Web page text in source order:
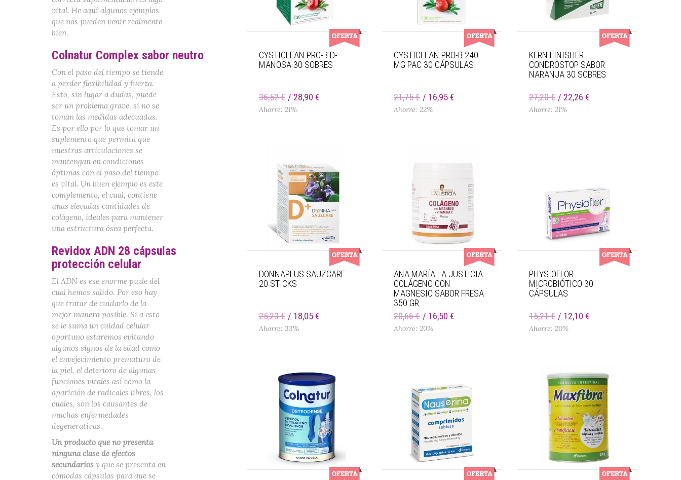
vital. He aquí algunos ejemplos
que nos pueden venir realmente
bien.
Colnatur Complex sabor neutro
Con el paso del tiempo se tiende
a perder flexibilidad y fuerza.
Esto, sin lugar a dudas, puede
ser un problema grave, si no se
toman las medidas adecuadas.
Es por ello por lo que tomar un
suplemento que permita que
nuestras articulaciones se
mantengan en condiciones
óptimas con el paso del tiempo
es vital. Un buen ejemplo es este
complemento, el cual, contiene
unas elevadas cantidades de
colágeno, ideales para mantener
una estructura ósea perfecta.
Revidox ADN 28 cápsulas
protección celular
El ADN es ese enorme puzle del
cual hemos salido. Por eso hay
que tratar de cuidarlo de la
mejor manera posible. Si a esto
se le suma un cuidad celular
oportuno estaremos evitando
algunos signos de la edad como
el envejecimiento prematuro de
la piel, el deterioro de algunas
funciones vitales así como la
aparición de radicales libres, los
cuales, son los causantes de
muchas enfermedades
degenerativas.
Un producto que no presenta
ninguna clase de efectos
secundarios y que se presenta en
cómodas cápsulas para que se
CYSTICLEAN PRO-B D-
MANOSA 30 SOBRES
36,52 € 28,90 €
Ahorre: 21%
CYSTICLEAN PRO-B 240
MG PAC 30 CÁPSULAS
21,75 € 16,95 €
Ahorre: 22%
KERN FINISHER
CONDROSTOP SABOR
NARANJA 30 SOBRES
27,20 € 22,26 €
Ahorre: 21%
DONNAPLUS SAUZCARE
20 STICKS
25,23 € 18,05 €
Ahorre: 33%
ANA MARÍA LA JUSTICIA
COLÁGENO CON
MAGNESIO SABOR FRESA
350 GR
20,66 €
16,50 €
Ahorre: 20%
PHYSIOFLOR
MICROBIÓTICO 30
CÁPSULAS
15,21 € 12,10 €
Ahorre: 20%